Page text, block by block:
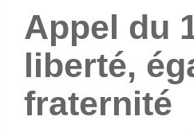
Appel du
liberté,
fraternité